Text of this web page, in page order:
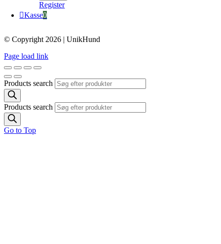
Register
Kasse0
© Copyright 2026 | UnikHund
Page load link
Products search
Products search
Go to Top